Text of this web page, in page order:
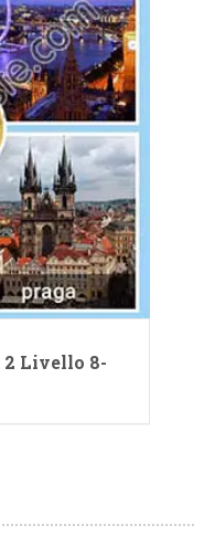
2 Livello 8-